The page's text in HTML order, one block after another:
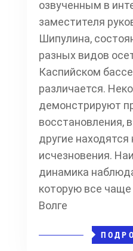
озвученным в
заместителя
Шипулина,
разных видов
Каспийском
различается.
демонстрируют
восстановления,
другие находятся
исчезновения.
динамика
которую все
Волге